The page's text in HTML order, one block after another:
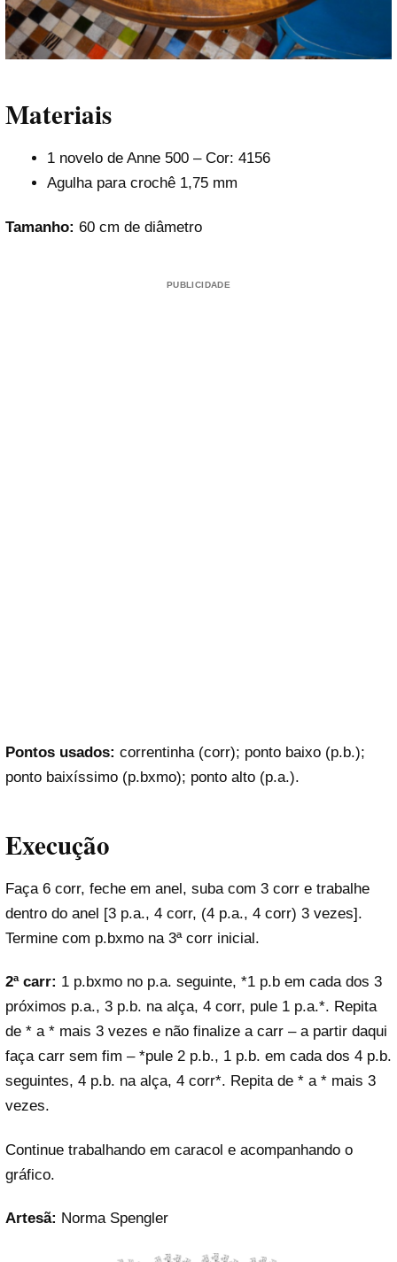
Materiais
1 novelo de Anne 500 – Cor: 4156
Agulha para crochê 1,75 mm
Tamanho: 60 cm de diâmetro
PUBLICIDADE
Pontos usados: correntinha (corr); ponto baixo (p.b.);
ponto baixíssimo (p.bxmo); ponto alto (p.a.).
Execução
Faça 6 corr, feche em anel, suba com 3 corr e trabalhe
dentro do anel [3 p.a., 4 corr, (4 p.a., 4 corr) 3 vezes].
Termine com p.bxmo na 3ª corr inicial.
2ª carr: 1 p.bxmo no p.a. seguinte, *1 p.b em cada dos 3
próximos p.a., 3 p.b. na alça, 4 corr, pule 1 p.a.*. Repita
de * a * mais 3 vezes e não finalize a carr – a partir daqui
faça carr sem fim – *pule 2 p.b., 1 p.b. em cada dos 4 p.b.
seguintes, 4 p.b. na alça, 4 corr*. Repita de * a * mais 3
vezes.
Continue trabalhando em caracol e acompanhando o
gráfico.
Artesã: Norma Spengler